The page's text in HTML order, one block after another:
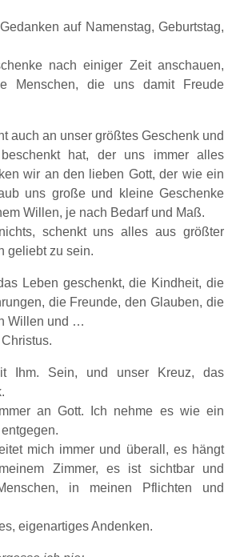
auf Namenstag, Geburtstag,
nach einiger Zeit anschauen,
Menschen, die uns damit Freude
auch an unser größtes Geschenk und
hat, der uns immer alles
wir an den lieben Gott, der wie ein
uns große und kleine Geschenke
Willen, je nach Bedarf und Maß.
schenkt uns alles aus größter
geliebt zu sein.
Leben geschenkt, die Kindheit, die
die Freunde, den Glauben, die
Willen und …
Ihm. Sein, und unser Kreuz, das
an Gott. Ich nehme es wie ein
mich immer und überall, es hängt
Zimmer, es ist sichtbar und
in meinen Pflichten und
eigenartiges Andenken.